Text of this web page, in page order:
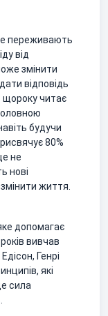
переживають
від
змінити
відповідь
щороку читає
будучи
80%
не
нові
життя.
допомагає
вивчав
Генрі
які
сила